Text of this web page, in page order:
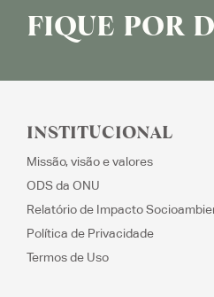
FIQUE POR
INSTITUCIONAL
Missão, visão e valores
ODS da ONU
Relatório de Impacto
Política de Privacidade
Termos de Uso